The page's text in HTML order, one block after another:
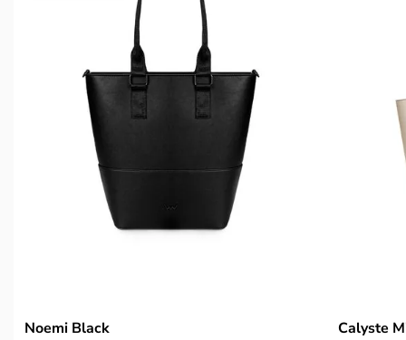
Noemi Black Calyste